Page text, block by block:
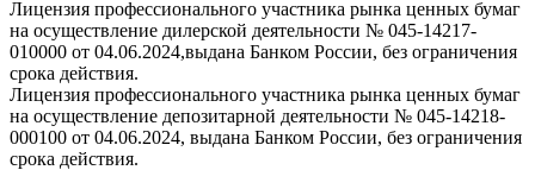
Лицензия профессионального участника рынка ценных бумаг
на осуществление дилерской деятельности № 045-14217-
010000 от 04.06.2024,выдана Банком России, без ограничения
срока действия.
Лицензия профессионального участника рынка ценных бумаг
на осуществление депозитарной деятельности № 045-14218-
000100 от 04.06.2024, выдана Банком России, без ограничения
срока действия.